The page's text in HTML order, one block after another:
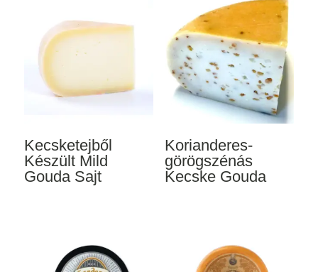
Kecsketejből
Készült Mild
Gouda Sajt
Korianderes-
görögszénás
Kecske Gouda